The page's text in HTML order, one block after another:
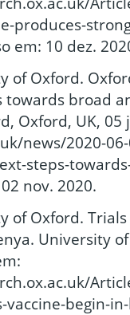
produces-
em: 10 dez.
of Oxford.
towards broad
Oxford, UK,
news/2020-
steps-
nov. 2020.
of Oxford.
University
begin-